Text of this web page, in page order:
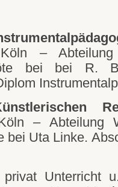
Köln –
bei bei R.
– Abteilung
bei Uta Linke.
privat Unterricht